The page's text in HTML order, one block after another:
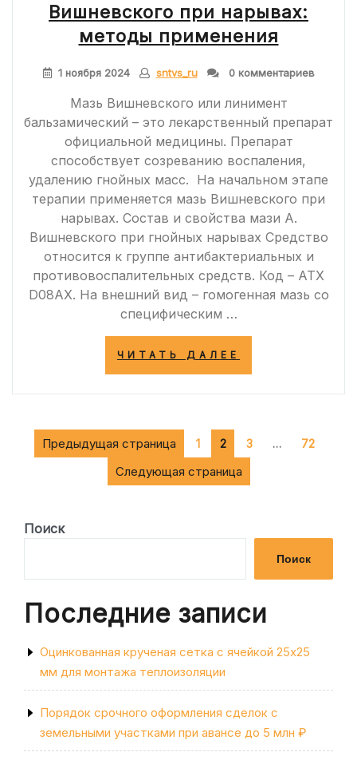
Вишневского при нарывах:
методы применения
1 ноября 2024 sntvs_ru 0 комментариев
Мазь Вишневского или линимент
бальзамический – это лекарственный препарат
официальной медицины. Препарат
способствует созреванию воспаления,
удалению гнойных масс. На начальном этапе
терапии применяется мазь Вишневского при
нарывах. Состав и свойства мази А.
Вишневского при гнойных нарывах Средство
относится к группе антибактериальных и
противовоспалительных средств. Код – АТХ
D08AX. На внешний вид – гомогенная мазь со
специфическим …
ЧИТАТЬ ДАЛЕЕ
МЕТОДЫ
ПРИМЕНЕНИЯ»
Пагинация
записей
Предыдущая страница Страница
1 Страница
2 Страница
3 … Страница
72
Следующая страница
Поиск
Поиск
Последние записи
Оцинкованная крученая сетка с ячейкой 25х25
мм для монтажа теплоизоляции
Порядок срочного оформления сделок с
земельными участками при авансе до 5 млн ₽